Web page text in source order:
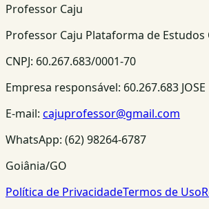
Professor Caju
Professor Caju Plataforma de Estudos
CNPJ: 60.267.683/0001-70
Empresa responsável: 60.267.683
E-mail: cajuprofessor@gmail.com
WhatsApp: (62) 98264-6787
Goiânia/GO
Política de PrivacidadeTermos de Uso